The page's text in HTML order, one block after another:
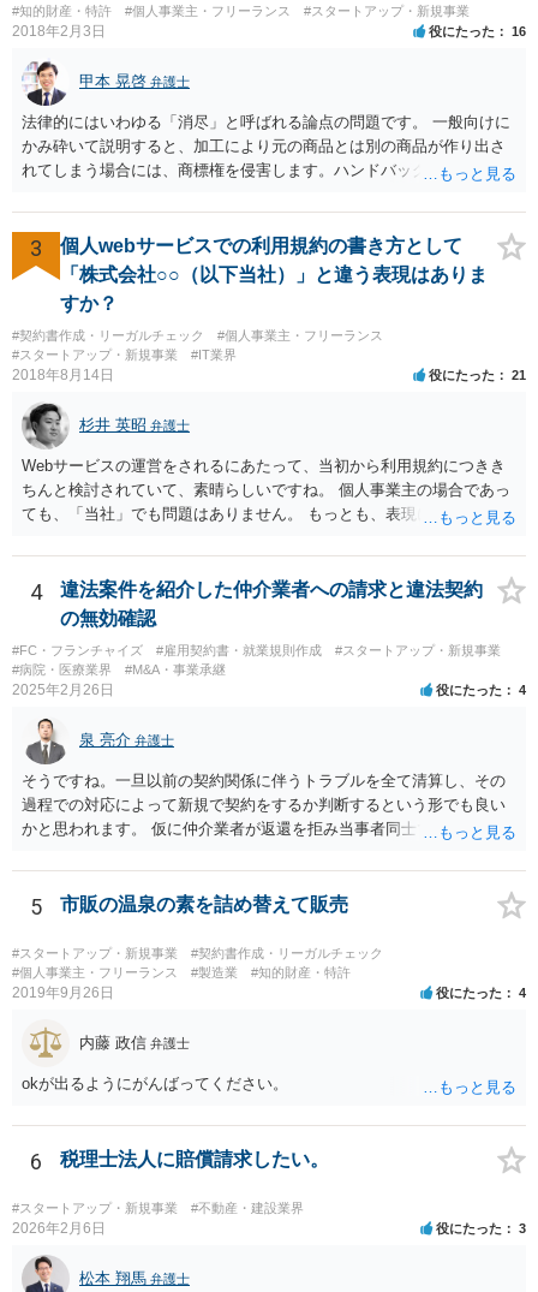
#知的財産・特許 #個人事業主・フリーランス #スタートアップ・新規事業
2018年2月3日 役にたった 16
甲本 晃啓 弁護士
法律的にはいわゆる「消尽」と呼ばれる論点の問題です。 一般向けに
かみ砕いて説明すると、加工により元の商品とは別の商品が作り出さ
れてしまう場合には、商標権を侵害します。ハンドバッグをポーチに
ための加工（一般にいう修理）は、商標権を侵害しません。 商標権者
は、その商品を売ったときに対価を回収しているので、商標権は用い
尽くされている（用尽、消尽といいます。）と解釈されます。他方
で、商標権者の預かり知らないところで、販売した商品から別の商品
（コピー品やリメイク品）が作りだされてしまうと、その商品が仮に
酷い品質であれば、商標権者のブランドイメージが傷ついてしまいま
すし、その証商標権者にクレームが来てしまいますので、商標権を侵
害します。その商品が流通すれば商標権（ロゴマーク等）に対する一
般消費者の信頼も害することになります。また、本来商標権者に入る
べき利益が入らないことになります。 修理だけではそのような問題は
生じません。
3
個人webサービスでの利用規約の書き方として
「株式会社○○（以下当社）」と違う表現はありま
すか？
#契約書作成・リーガルチェック
#個人事業主・フリーランス
#スタートアップ・新規事業
#IT業界
2018年8月14日 役にたった 21
杉井 英昭 弁護士
Webサービスの運営をされるにあたって、当初から利用規約につきき
ちんと検討されていて、素晴らしいですね。 個人事業主の場合であっ
ても、「当社」でも問題はありません。 もっとも、表現に違和感があ
さんが「ABCウェブサービス」の屋号で事業を運営する際には、「当
社」の代わりに「ABCウェブサービス」とか「ABCWS」を使う等で
4
違法案件を紹介した仲介業者への請求と違法契約
の無効確認
#FC・フランチャイズ #雇用契約書・就業規則作成
#スタートアップ・新規事業
#病院・医療業界
#M&A・事業承継
2025年2月26日 役にたった 4
泉 亮介 弁護士
そうですね。一旦以前の契約関係に伴うトラブルを全て清算し、その
過程での対応によって新規で契約をするか判断するという形でも良い
かと思われます。 仮に仲介業者が返還を拒み当事者同士での解決が困
5 市販の温泉の素を詰め替えて販売
#スタートアップ・新規事業
#契約書作成・リーガルチェック
#個人事業主・フリーランス
#製造業 #知的財産・特許
2019年9月26日 役にたった 4
内藤 政信 弁護士
okが出るようにがんばってください。
6 税理士法人に賠償請求したい。
#スタートアップ・新規事業 #不動産・建設業界
2026年2月6日 役にたった 3
松本 翔馬 弁護士